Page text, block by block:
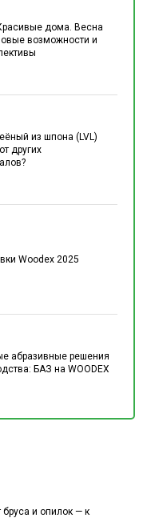
дома. Весна
возможности и
из шпона (LVL)
других
Woodex 2025
абразивные решения
БАЗ на WOODEX
и опилок — к